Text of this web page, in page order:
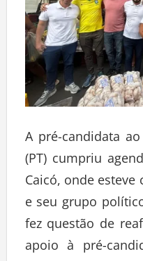
A pré-candidata
(PT) cumpriu
Caicó, onde
e seu grupo
fez questão de
apoio à pré-